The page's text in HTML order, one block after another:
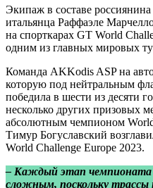
Экипаж в составе
итальянца Раффаэле
на спорткарах GT World
одним из главных мировых
Команда AKKodis ASP на
которую под нейтральным
победила в шести из десяти
несколько других призовых
абсолютным чемпионом
Тимур Богуславский
World Challenge Europe 2023.
– Каждый этап чемпионата
сложным, поскольку